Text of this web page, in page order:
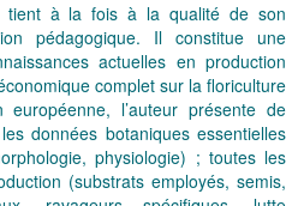
tient à la fois à la qualité de son
pédagogique. Il constitue une
actuelles en production
complet sur la floriculture
l’auteur présente de
données botaniques essentielles
physiologie) ; toutes les
(substrats employés, semis,